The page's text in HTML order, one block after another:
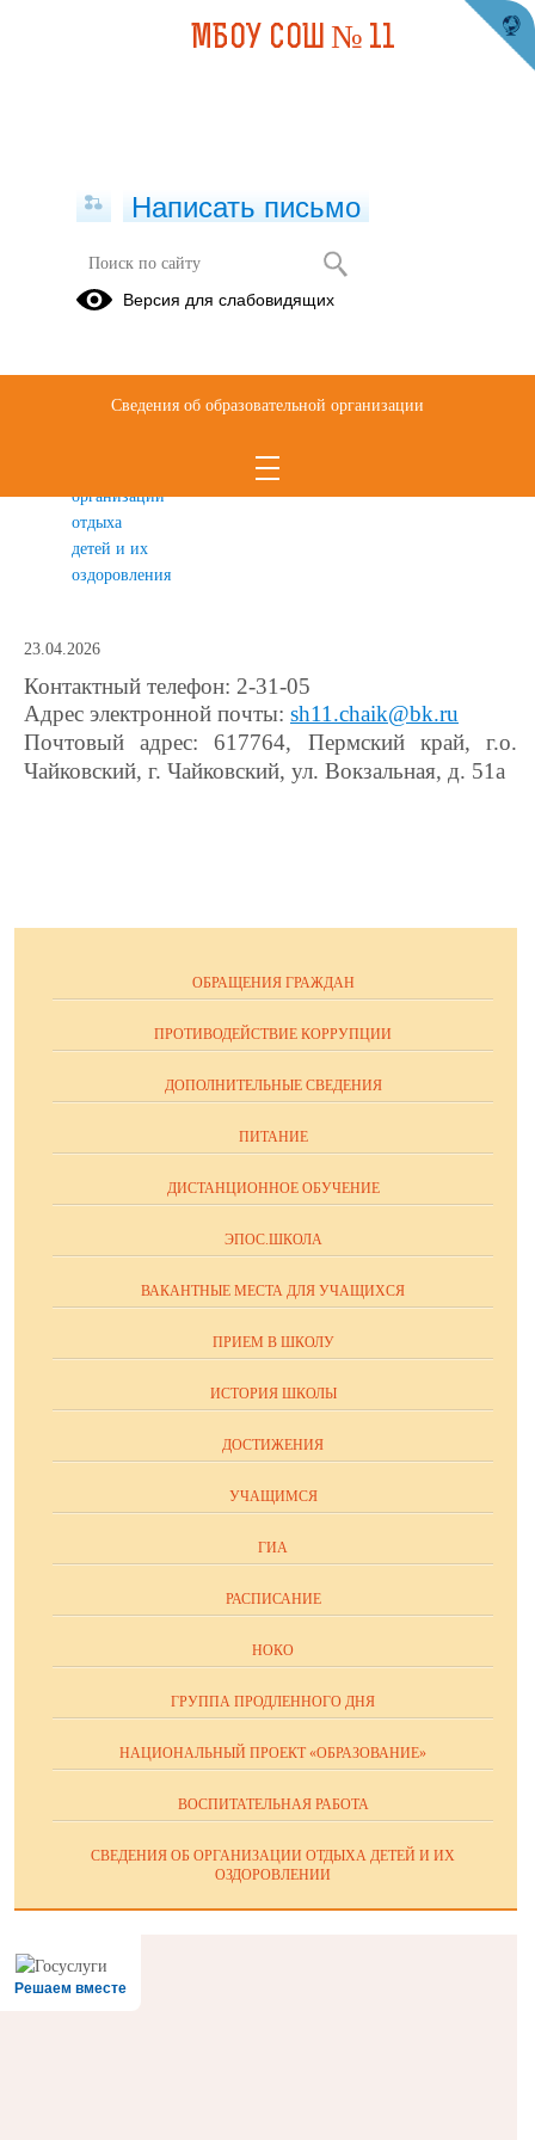
1.4. Контакты
обеспечение
организации
отдыха
детей и их
оздоровления
23.04.2026
Контактный телефон: 2-31-05
Адрес электронной почты: sh11.chaik@bk.ru
Почтовый адрес: 617764, Пермский край, г.о.
Чайковский, г. Чайковский, ул. Вокзальная, д. 51а
ОБРАЩЕНИЯ ГРАЖДАН
ПРОТИВОДЕЙСТВИЕ КОРРУПЦИИ
ДОПОЛНИТЕЛЬНЫЕ СВЕДЕНИЯ
ПИТАНИЕ
ДИСТАНЦИОННОЕ ОБУЧЕНИЕ
ЭПОС.ШКОЛА
ВАКАНТНЫЕ МЕСТА ДЛЯ УЧАЩИХСЯ
ПРИЕМ В ШКОЛУ
ИСТОРИЯ ШКОЛЫ
ДОСТИЖЕНИЯ
УЧАЩИМСЯ
ГИА
РАСПИСАНИЕ
НОКО
ГРУППА ПРОДЛЕННОГО ДНЯ
НАЦИОНАЛЬНЫЙ ПРОЕКТ «ОБРАЗОВАНИЕ»
ВОСПИТАТЕЛЬНАЯ РАБОТА
СВЕДЕНИЯ ОБ ОРГАНИЗАЦИИ ОТДЫХА ДЕТЕЙ И ИХ
ОЗДОРОВЛЕНИИ
Решаем вместе
МБОУ СОШ № 11
Написать письмо
Версия для слабовидящих
Сведения об образовательной организации